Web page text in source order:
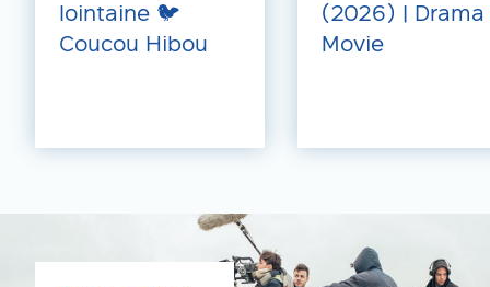
lointaine 🐦
Coucou Hibou
(2026) | Drama
Movie